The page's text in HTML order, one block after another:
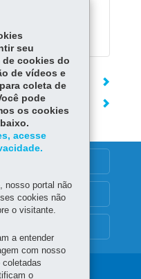
seu
cookies do
de vídeos e
coleta de
pode
os cookies
acesse
nosso portal não
cookies não
o visitante.
a entender
com nosso
o